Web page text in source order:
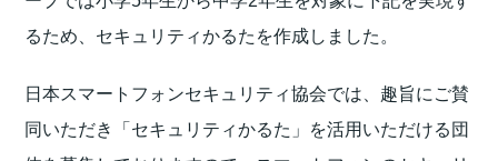
るため、セキュリティかるたを作成しました。
日本スマートフォンセキュリティ協会では、趣旨にご賛
同いただき「セキュリティかるた」を活用いただける団